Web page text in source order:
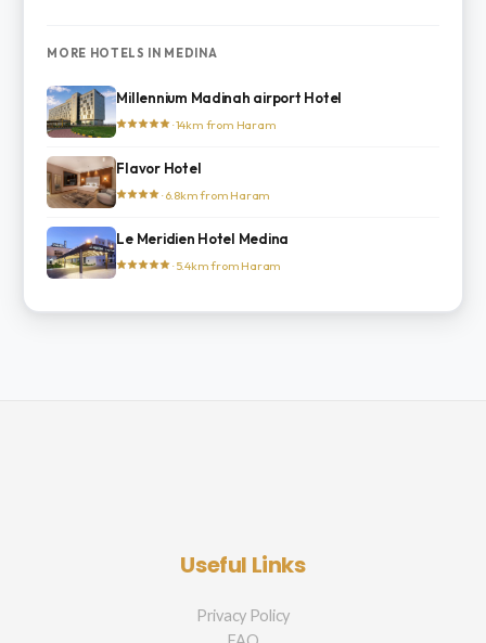
MORE HOTELS IN MEDINA
Millennium Madinah airport Hotel
· 14km from Haram
Flavor Hotel
· 6.8km from Haram
Le Meridien Hotel Medina
· 5.4km from Haram
Useful Links
Privacy Policy